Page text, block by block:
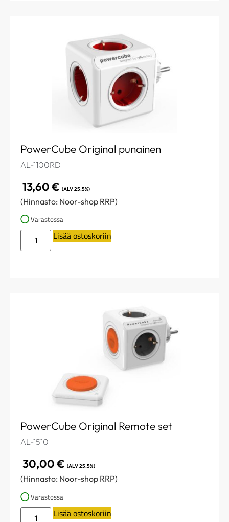
PowerCube Original punainen
AL-1100RD
13,60€ (ALV 25.5%)
(Hinnasto: Noor-shop RRP)
Varastossa
Lisää ostoskoriin
PowerCube Original Remote set
AL-1510
30,00€ (ALV 25.5%)
(Hinnasto: Noor-shop RRP)
Varastossa
Lisää ostoskoriin